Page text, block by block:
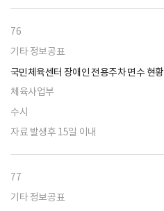
76
기타 정보공표
국민체육센터 장애인 전용주차 면수 현황
체육사업부
수시
자료 발생후 15일 이내
77
기타 정보공표